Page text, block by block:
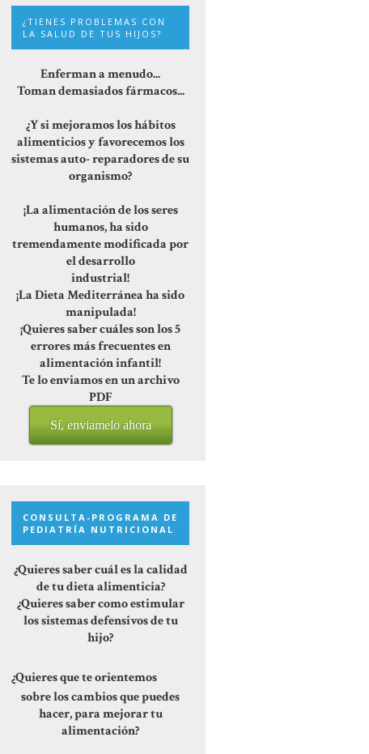
¿TIENES PROBLEMAS CON
LA SALUD DE TUS HIJOS?
Enferman a menudo...
Toman demasiados fármacos...
¿Y si mejoramos los hábitos
alimenticios y favorecemos los
sistemas auto- reparadores de su
organismo?
¡La alimentación de los seres
humanos, ha sido
tremendamente modificada por
el desarrollo
industrial!
¡La Dieta Mediterránea ha sido
manipulada!
¡Quieres saber cuáles son los 5
errores más frecuentes en
alimentación infantil!
Te lo enviamos en un archivo
PDF
Sí, enviamelo ahora
CONSULTA-PROGRAMA DE
PEDIATRÍA NUTRICIONAL
¿Quieres saber cuál es la calidad
de tu dieta alimenticia?
¿Quieres saber como estimular
los sistemas defensivos de tu
hijo?
¿Quieres que te orientemos
sobre los cambios que puedes
hacer, para mejorar tu
alimentación?